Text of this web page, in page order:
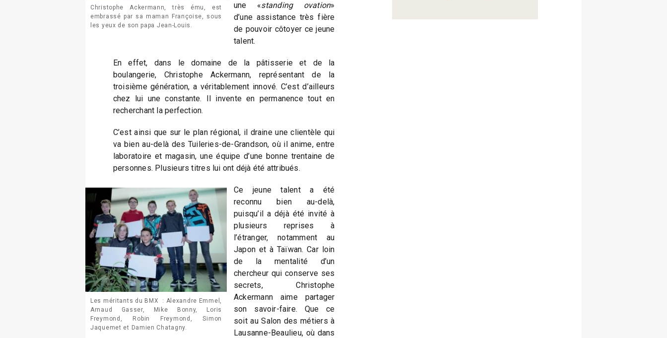
Christophe Ackermann, très ému, est
embrassé par sa maman Françoise, sous
les yeux de son papa Jean-Louis.
une «standing ovation»
d’une assistance très fière
de pouvoir côtoyer ce jeune
talent.
En effet, dans le domaine de la pâtisserie et de la
boulangerie, Christophe Ackermann, représentant de la
troisième génération, a véritablement innové. C’est d’ailleurs
chez lui une constante. Il invente en permanence tout en
recherchant la perfection.
C’est ainsi que sur le plan régional, il draine une clientèle qui
va bien au-delà des Tuileries-de-Grandson, où il anime, entre
laboratoire et magasin, une équipe d’une bonne trentaine de
personnes. Plusieurs titres lui ont déjà été attribués.
Les méritants du BMX : Alexandre Emmel,
Arnaud Gasser, Mike Bonny, Loris
Freymond, Robin Freymond, Simon
Jaquemet et Damien Chatagny.
Ce jeune talent a été
reconnu bien au-delà,
puisqu’il a déjà été invité à
plusieurs reprises à
l’étranger, notamment au
Japon et à Taïwan. Car loin
de la mentalité d’un
chercheur qui conserve ses
secrets, Christophe
Ackermann aime partager
son savoir-faire. Que ce
soit au Salon des métiers à
Lausanne-Beaulieu, où dans